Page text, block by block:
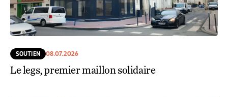
SOUTIEN 08.07.2026
Le legs, premier maillon solidaire